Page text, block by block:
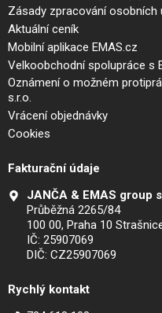
Zásady zpracování osobních
Aktuální ceník
Mobilní aplikace EMAS.cz
Velkoobchodní spolupráce s
Oznámení o možném
s.r.o.
Vrácení objednávky
Cookies
Fakturační údaje
JANČA & EMAS group
Průběžná 2265/84
100 00, Praha 10
IČ: 25907069
DIČ: CZ25907069
Rychlý kontakt